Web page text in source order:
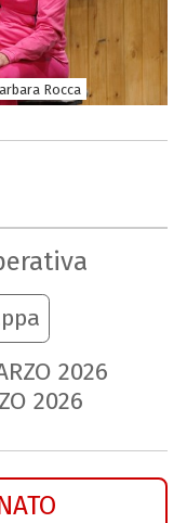
Rocca
2026
2026